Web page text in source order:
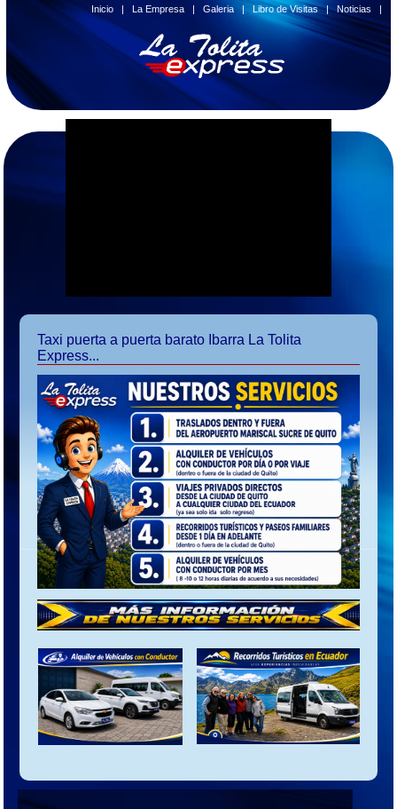
Inicio |La Empresa |Galeria |Libro de Visitas|Noticias |
Taxi puerta a puerta barato Ibarra La Tolita
Express...